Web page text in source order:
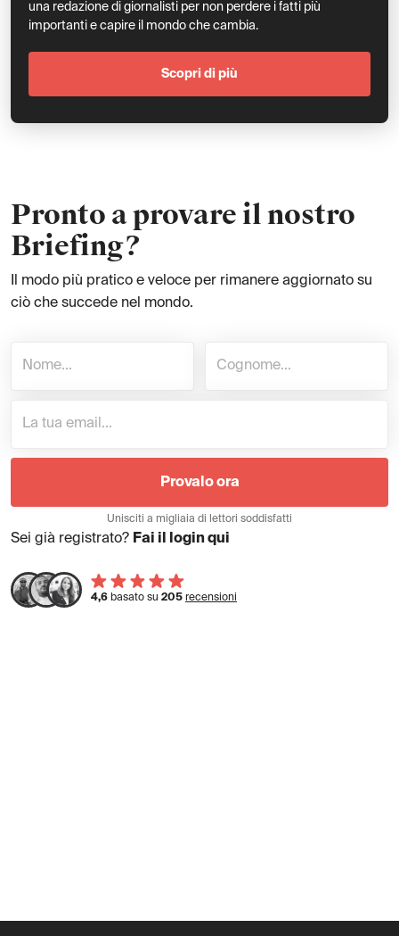
una redazione di giornalisti per non perdere i fatti più
importanti e capire il mondo che cambia.
Scopri di più
Pronto a provare il nostro
Briefing?
Il modo più pratico e veloce per rimanere aggiornato su
ciò che succede nel mondo.
Provalo ora
Unisciti a migliaia di lettori soddisfatti
Sei già registrato? Fai il login qui
4,6 basato su 205 recensioni